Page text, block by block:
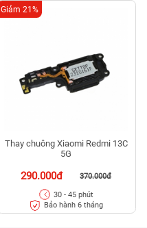
Thay chuông Xiaomi Redmi 13C
5G
290.000đ 370.000đ
Giảm 21%
30 - 45 phút
Bảo hành 6 tháng